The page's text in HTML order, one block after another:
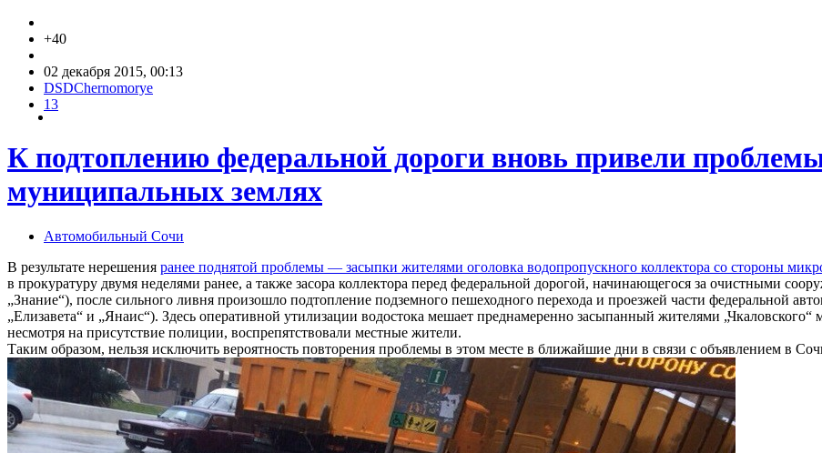
+40
02 декабря 2015, 00:13
DSDChernomorye
13
К подтоплению федеральной дороги вновь привели
муниципальных землях
Автомобильный Сочи
В результате нерешения ранее поднятой проблемы — засыпки жителями оголовка водопропускного коллектора со стороны
в прокуратуру двумя неделями ранее, а также засора коллектора перед федеральной дорогой, начинающегося за очистными
„Знание“), после сильного ливня произошло подтопление подземного пешеходного перехода и проезжей части федеральной
„Елизавета“ и „Янаис“). Здесь оперативной утилизации водостока мешает преднамеренно засыпанный жителями „Чкаловского“
несмотря на присутствие полиции, воспрепятствовали местные жители.
Таким образом, нельзя исключить вероятность повторения проблемы в этом месте в ближайшие дни в связи с объявлением в